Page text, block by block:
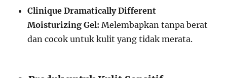
Clinique Dramatically Different
Moisturizing Gel: Melembapkan tanpa berat
dan cocok untuk kulit yang tidak merata.